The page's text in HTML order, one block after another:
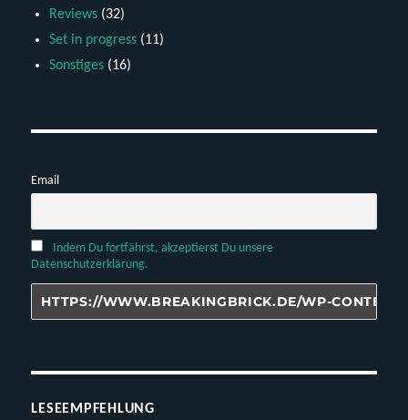
Reviews (32)
Set in progress (11)
Sonstiges (16)
Email
Indem Du fortfährst, akzeptierst Du unsere
Datenschutzerklärung.
LESEEMPFEHLUNG